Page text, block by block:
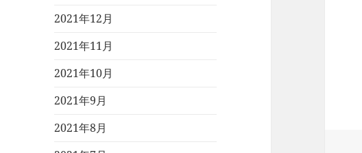
2021年12月
2021年11月
2021年10月
2021年9月
2021年8月